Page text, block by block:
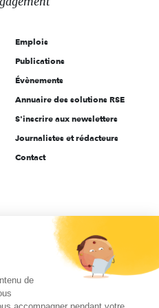
Emplois
Publications
Évènements
Annuaire des solutions RSE
S'inscrire aux newsletters
Journalistes et rédacteurs
Contact
de
accompagner pendant votre